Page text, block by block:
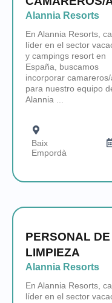
Alannia Resorts
En Alannia Resorts,
líder en el sector
y campings resort en
España, buscamos
incorporar
para nuestro equipo
Alannia ...
Baix
Empordà
PERSONAL DE
LIMPIEZA
Alannia Resorts
En Alannia Resorts,
líder en el sector